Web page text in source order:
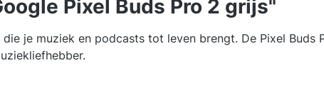
Pixel Buds Pro 2 grijs"
je muziek en podcasts tot leven brengt. De Pixel